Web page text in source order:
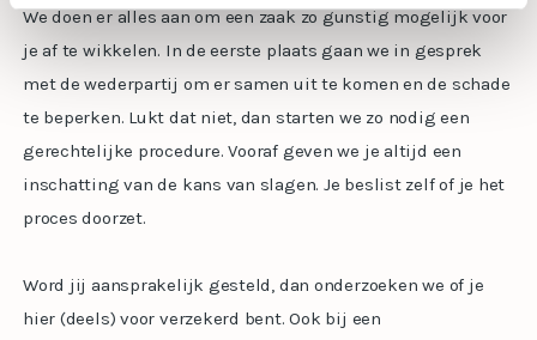
We doen er alles aan om een zaak zo gunstig mogelijk voor
je af te wikkelen. In de eerste plaats gaan we in gesprek
met de wederpartij om er samen uit te komen en de schade
te beperken. Lukt dat niet, dan starten we zo nodig een
gerechtelijke procedure. Vooraf geven we je altijd een
inschatting van de kans van slagen. Je beslist zelf of je het
proces doorzet.
Word jij aansprakelijk gesteld, dan onderzoeken we of je
hier (deels) voor verzekerd bent. Ook bij een